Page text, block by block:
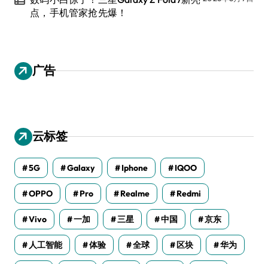
点，手机管家抢先爆！
广告
云标签
5G Galaxy Iphone IQOO
OPPO Pro Realme Redmi
Vivo 一加 三星 中国 京东
人工智能 体验 全球 区块 华为